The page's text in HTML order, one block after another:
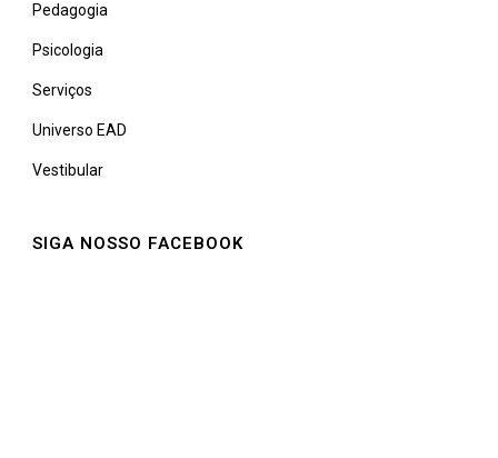
Pedagogia
Psicologia
Serviços
Universo EAD
Vestibular
SIGA NOSSO FACEBOOK